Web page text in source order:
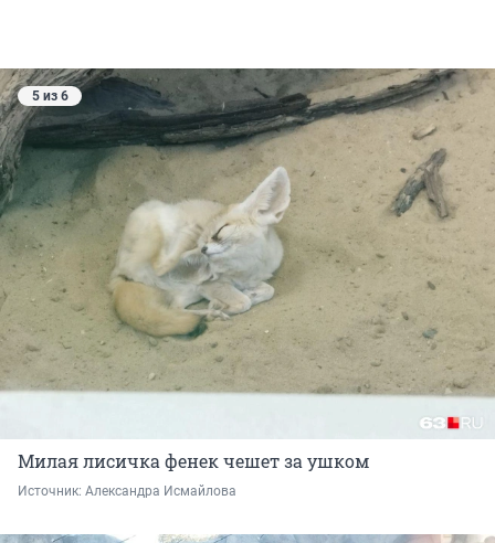
5 из 6
Милая лисичка фенек чешет за ушком
Источник: Александра Исмайлова